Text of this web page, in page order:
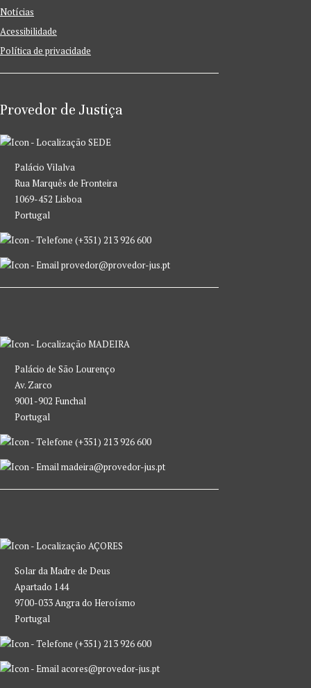
Notícias
Acessibilidade
Política de privacidade
Provedor de Justiça
SEDE
Palácio Vilalva
Rua Marquês de Fronteira
1069-452 Lisboa
Portugal
(+351) 213 926 600
provedor@provedor-jus.pt
MADEIRA
Palácio de São Lourenço
Av. Zarco
9001-902 Funchal
Portugal
(+351) 213 926 600
madeira@provedor-jus.pt
AÇORES
Solar da Madre de Deus
Apartado 144
9700-033 Angra do Heroísmo
Portugal
(+351) 213 926 600
acores@provedor-jus.pt